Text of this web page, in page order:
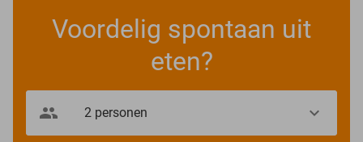
Voordelig spontaan uit
eten?